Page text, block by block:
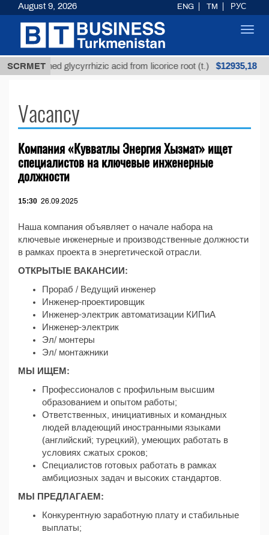
SCRMET
Unrefined glycyrrhizic acid from licorice root (t.) $12935,18
Vacancy
Компания «Кувватлы Энергия Хызмат» ищет
специалистов на ключевые инженерные
должности
15:30 26.09.2025
Наша компания объявляет о начале набора на
ключевые инженерные и производственные должности
в рамках проекта в энергетической отрасли.
ОТКРЫТЫЕ ВАКАНСИИ:
Прораб / Ведущий инженер
Инженер-проектировщик
Инженер-электрик автоматизации КИПиА
Инженер-электрик
Эл/ монтеры
Эл/ монтажники
МЫ ИЩЕМ:
Профессионалов с профильным высшим
образованием и опытом работы;
Ответственных, инициативных и командных
людей владеющий иностранными языками
(английский; турецкий), умеющих работать в
условиях сжатых сроков;
Специалистов готовых работать в рамках
амбициозных задач и высоких стандартов.
МЫ ПРЕДЛАГАЕМ:
Конкурентную заработную плату и стабильные
выплаты;
August 9, 2026 ENG TM РУС